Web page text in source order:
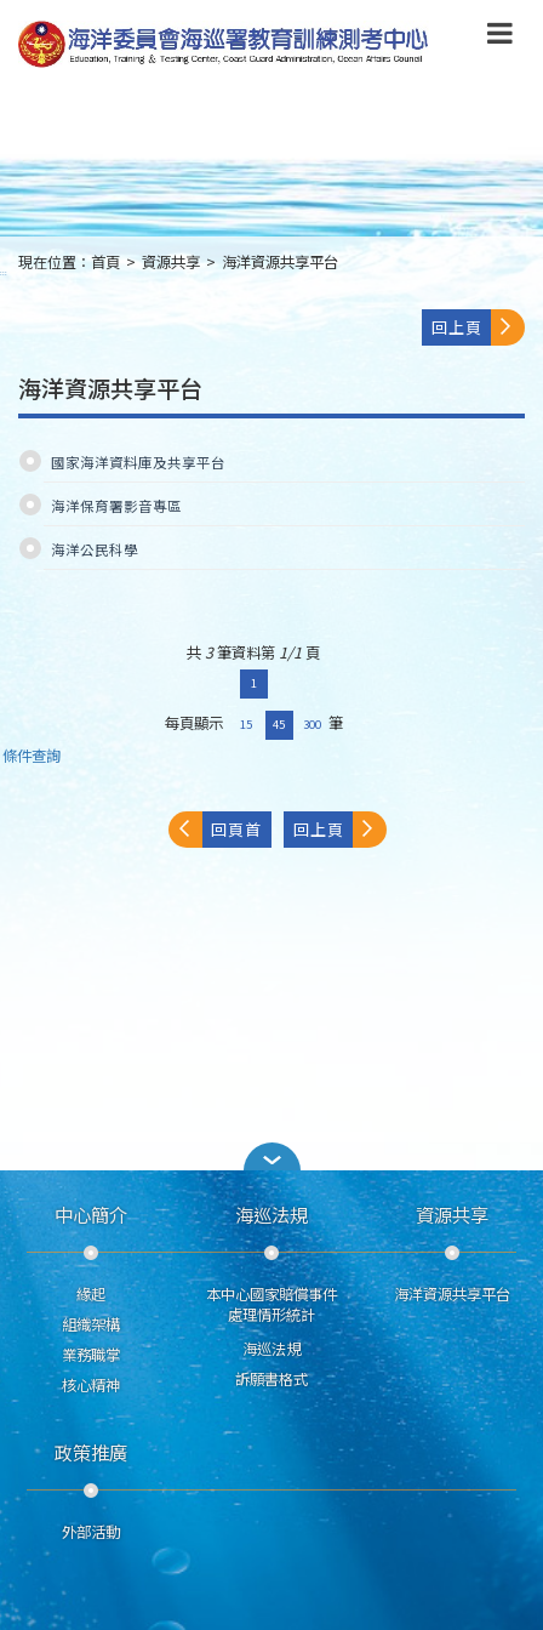
到
主
要
main
content
:::
現在位置：首頁 > 資源共享 > 海洋資源共享平台
回上頁
海洋資源共享平台
國家海洋資料庫及共享平台
海洋保育署影音專區
海洋公民科學
共 3筆資料第 1/1 頁
1
每頁顯示 15 45 300 筆
條件查詢
回頁首 回上頁
中心簡介
緣起
組織架構
業務職掌
核心精神
海巡法規
本中心國家賠償事件
處理情形統計
海巡法規
訴願書格式
資源共享
海洋資源共享平台
政策推廣
外部活動